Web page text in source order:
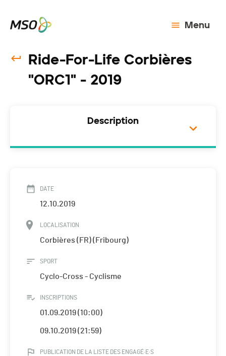
Menu
Ride-For-Life Corbières
"ORC1" - 2019
Description
DATE
12.10.2019
LOCALISATION
Corbières (FR) (Fribourg)
SPORT
Cyclo-Cross - Cyclisme
INSCRIPTIONS
01.09.2019 (10:00)
09.10.2019 (21:59)
PUBLICATION DE LA LISTE DES ENGAGÉ·E·S